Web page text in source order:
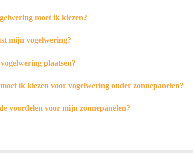
moet ik kiezen?
mijn vogelwering?
plaatsen?
ik kiezen voor vogelwering onder zonnepanelen?
voordelen voor mijn zonnepanelen?